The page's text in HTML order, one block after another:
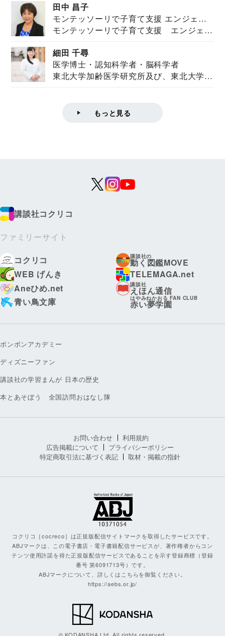
田中 昌子
モンテッソーリで子育て支援 エンジェル
ズハウス研究所所長
モンテッソーリで子育て支援 エンジェル
細田 千尋
医学博士・認知科学者・脳科学者
東北大学加齢医学研究所及び、東北大学大
もっと見る
講談社コクリコ
ファミリーサイト
コクリコ
講談社の
動く図鑑MOVE
WEB げんき
TELEMAGA.net
Aneひめ.net
講談社
えほん通信
青い鳥文庫
はやみねかおる FAN CLUB
赤い夢学園
ボンボンアカデミー
ディズニーファン
講談社の学習まんが 日本の歴史
本とあそぼう 全国訪問おはなし隊
お問い合わせ
利用規約
広告掲載について
プライバシーポリシー
特定商取引法に基づく表記
取材・掲載の指針
コクリコ［cocreco］は正規版配信サイトマークを取得したサービスです。
ABJマークは、この電子書店・電子書籍配信サービスが、著作権者からコン
テンツ使用許諾を得た正規版配信サービスであることを示す登録商標（登録
番号 第6091713号）です。
ABJマークについて、詳しくはこちらを御覧ください。
https://aebs.or.jp/
© KODANSHA Ltd. All rights reserved.